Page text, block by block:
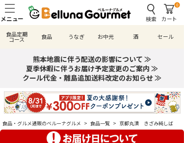
検索
0
カート
食品定期
コース 食品 うなぎ お中元 酒 セール
熊本地震に伴う配送の影響について ≫
夏季休暇に伴うお届け予定変更のご案内 ≫
クール代金・離島追加送料改定のお知らせ ≫
食品・グルメ通販のベルーナグルメ > 食品一覧 > 京都丸漬 きざみ純しば